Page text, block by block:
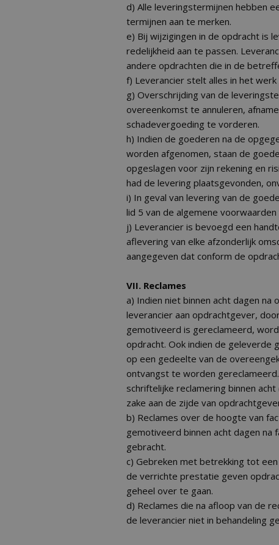
d) Alle leveringstermijnen hebben
termijnen aan te merken.
e) Bij wijzigingen in de opdracht is
redelijkheid aan te passen.
andere opdrachten die in de
f) Leverancier stelt alles in het
g) Overschrijding van de
overeenkomst te annuleren,
schadevergoeding te vorderen.
h) Indien de goederen na de
worden afgenomen, staan de
opgeslagen voor zijn rekening en
had de levering plaatsgevonden,
i) In geval van levering van de
lid 5 van de algemene
j) Leverancier is bevoegd een
aflevering van elke afzonderlijk
aangegeven dat conform de
VII. Reclames
a) Indien niet binnen acht dagen
leverancier aan opdrachtgever,
gemotiveerd is gereclameerd,
opdracht. Ook indien de geleverde
op een gedeelte van de
ontvangst te worden
schriftelijke reclamering binnen
zake aan de zijde van
b) Reclames over de hoogte van
gemotiveerd binnen acht dagen na
gebracht.
c) Gebreken met betrekking tot
de verrichte prestatie geven
geheel over te gaan.
d) Reclames die na afloop van de
de leverancier niet in behandeling